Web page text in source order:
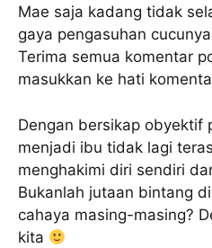
Mae saja kadang tidak
gaya pengasuhan
Terima semua komentar
masukkan ke hati
Dengan bersikap obyektif
menjadi ibu tidak lagi
menghakimi diri sendiri
Bukanlah jutaan bintang
cahaya masing-masing?
kita